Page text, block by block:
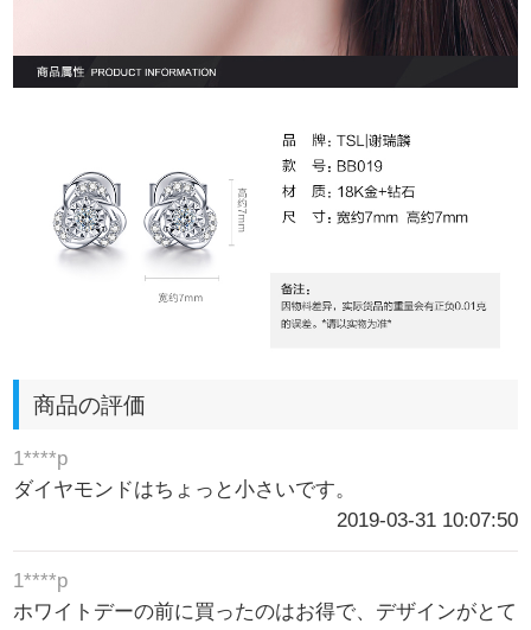
商品の評価
1****p
ダイヤモンドはちょっと小さいです。
2019-03-31 10:07:50
1****p
ホワイトデーの前に買ったのはお得で、デザインがとて